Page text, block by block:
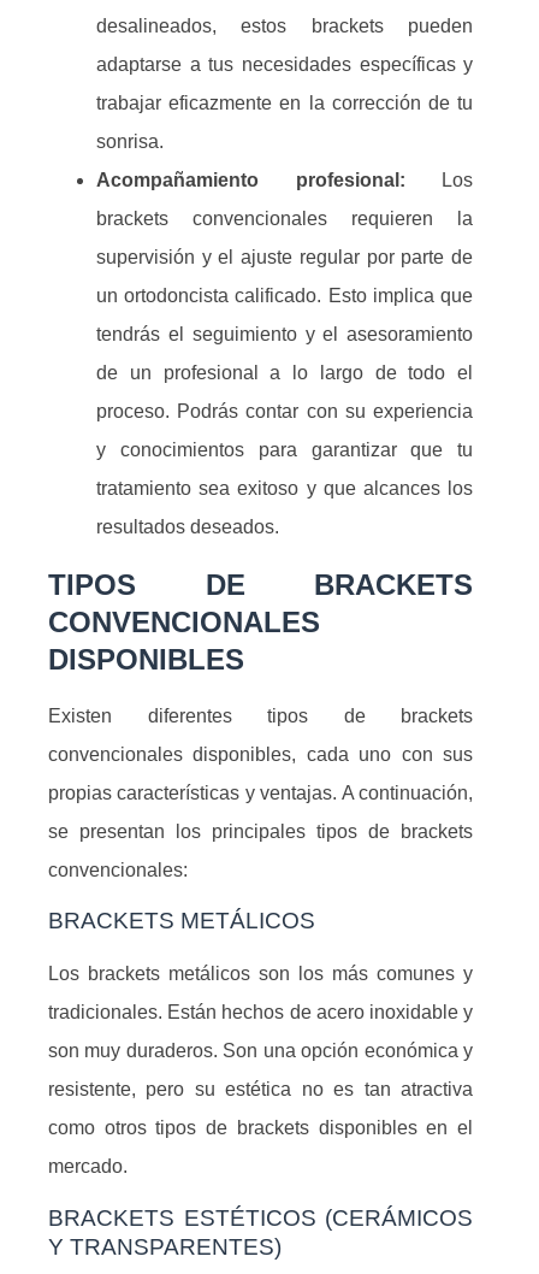
desalineados, estos brackets pueden
adaptarse a tus necesidades específicas y
trabajar eficazmente en la corrección de tu
sonrisa.
Acompañamiento profesional: Los
brackets convencionales requieren la
supervisión y el ajuste regular por parte de
un ortodoncista calificado. Esto implica que
tendrás el seguimiento y el asesoramiento
de un profesional a lo largo de todo el
proceso. Podrás contar con su experiencia
y conocimientos para garantizar que tu
tratamiento sea exitoso y que alcances los
resultados deseados.
TIPOS DE BRACKETS
CONVENCIONALES
DISPONIBLES
Existen diferentes tipos de brackets
convencionales disponibles, cada uno con sus
propias características y ventajas. A continuación,
se presentan los principales tipos de brackets
convencionales:
BRACKETS METÁLICOS
Los brackets metálicos son los más comunes y
tradicionales. Están hechos de acero inoxidable y
son muy duraderos. Son una opción económica y
resistente, pero su estética no es tan atractiva
como otros tipos de brackets disponibles en el
mercado.
BRACKETS ESTÉTICOS (CERÁMICOS
Y TRANSPARENTES)